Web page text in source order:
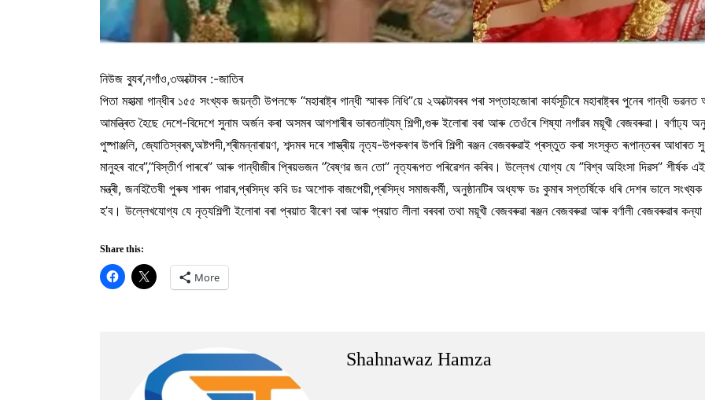
নিউজ ব্যুৰ’,নগাঁও,৩অক্টোবৰ :-জাতিৰ
পিতা মহাত্মা গান্ধীৰ ১৫৫ সংখ্যক জয়ন্তী উপলক্ষে “মহাৰাষ্ট্ৰ গান্ধী স্মাৰক নিধি”য়ে ২অক্টোবৰৰ পৰা সপ্তাহজোৰা কাৰ্যসূচীৰে মহাৰাষ্ট্ৰৰ পুনেৰ গান্ধী
আমন্ত্ৰিত হৈছে দেশে-বিদেশে সুনাম অৰ্জন কৰা অসমৰ আগশাৰীৰ ভাৰতনাট্যম্ শিল্পী,গুৰু ইলোৰা বৰা আৰু তেওঁৰে শিষ্যা নগাঁৱৰ ময়ূখী বেজবৰুৱা। বৰ্ণাঢ্য
পুষ্পাঞ্জলি, জ্যোতিস্বৰম্,অষ্টপদী,শ্ৰীমন্নাৰায়ণ, শব্দমৰ দৰে শাস্ত্ৰীয় নৃত্য-উপকৰণৰ উপৰি শিল্পী ৰঞ্জন বেজবৰুৱাই প্ৰস্তুত কৰা সংস্কৃত ৰূপান্তৰৰ আধাৰত
মানুহৰ বাবে”,”বিস্তীৰ্ণ পাৰৰে” আৰু গান্ধীজীৰ প্ৰিয়ভজন ”বৈষ্ণৱ জন তো” নৃত্যৰূপত পৰিৱেশন কৰিব। উল্লেখ যোগ্য যে ”বিশ্ব অহিংসা দিৱস” শীৰ্ষক এই
মন্ত্ৰী, জনহিতৈষী পুৰুষ শাৰদ পাৱাৰ,প্ৰসিদ্ধ কবি ডঃ অশোক বাজপেয়ী,প্ৰসিদ্ধ সমাজকৰ্মী, অনুষ্ঠানটিৰ অধ্যক্ষ ডঃ কুমাৰ সপ্তৰ্ষিকে ধৰি দেশৰ ভালে সংখ্যক
হ’ব। উল্লেখযোগ্য যে নৃত্যশিল্পী ইলোৰা বৰা প্ৰয়াত বীৰেণ বৰা আৰু প্ৰয়াত লীলা বৰবৰা তথা ময়ূখী বেজবৰুৱা ৰঞ্জন বেজবৰুৱা আৰু বৰ্ণালী বেজবৰুৱাৰ
Share this:
More
Shahnawaz Hamza